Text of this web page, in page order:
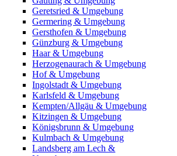
Geretsried & Umgebung
Germering & Umgebung
Gersthofen & Umgebung
Günzburg & Umgebung
Haar & Umgebung
Herzogenaurach & Umgebung
Hof & Umgebung
Ingolstadt & Umgebung
Karlsfeld & Umgebung
Kempten/Allgäu & Umgebung
Kitzingen & Umgebung
Königsbrunn & Umgebung
Kulmbach & Umgebung
Landsberg am Lech &